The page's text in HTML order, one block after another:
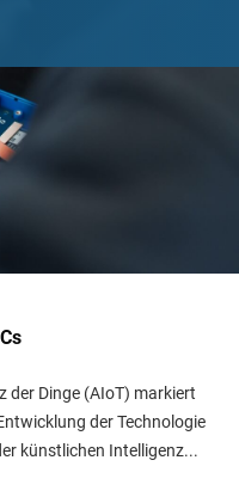
der Dinge (AIoT) markiert
der Technologie
künstlichen Intelligenz...